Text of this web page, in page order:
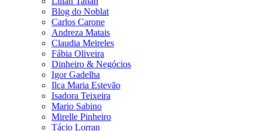
Blog do Noblat
Carlos Carone
Andreza Matais
Claudia Meireles
Fábia Oliveira
Dinheiro & Negócios
Igor Gadelha
Ilca Maria Estevão
Isadora Teixeira
Mario Sabino
Mirelle Pinheiro
Tácio Lorran